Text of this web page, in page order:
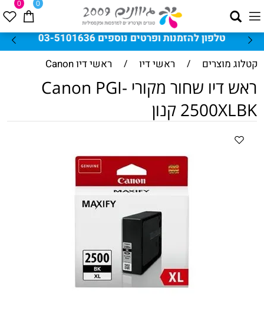
טלפון להזמנות ופרטים נוספים 03-5101636
0 0
קטלוג מוצרים / ראשי דיו / ראשי דיו Canon
ראש דיו שחור מקורי Canon PGI-
2500XLBK קנון